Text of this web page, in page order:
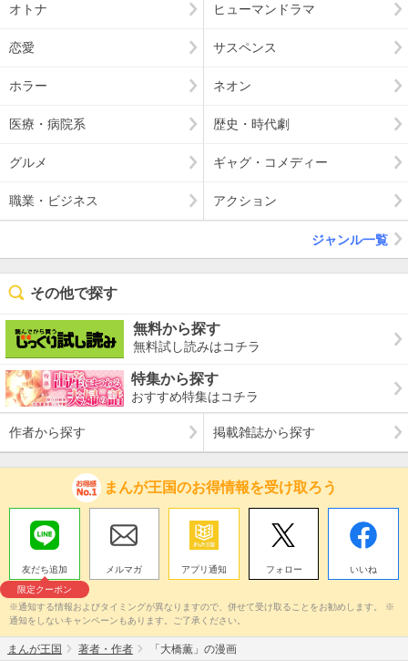
オトナ ヒューマンドラマ
恋愛 サスペンス
ホラー ネオン
医療・病院系 歴史・時代劇
グルメ ギャグ・コメディー
職業・ビジネス アクション
ジャンル一覧
その他で探す
無料から探す
無料試し読みはコチラ
特集から探す
おすすめ特集はコチラ
作者から探す 掲載雑誌から探す
まんが王国のお得情報を受け取ろう
友だち追加
限定クーポン
メルマガ アプリ通知 フォロー いいね
※通知する情報およびタイミングが異なりますので、併せて受け取ることをお勧めします。 ※
通知をしないキャンペーンもあります。ご了承ください。
まんが王国 著者・作者 「大橋薫」の漫画